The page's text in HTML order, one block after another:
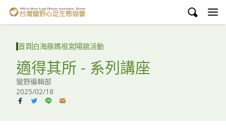
台灣蠻野心足生態協會
議題與行動
環境教育
白海豚媽祖宮
首頁 白海豚媽祖宮場館活動
適得其所 - 系列講座
蠻野編輯部
2025/02/18